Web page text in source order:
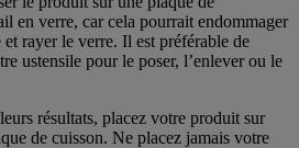
en verre, car cela pourrait endommager
et rayer le verre. Il est préférable de
ustensile pour le poser, l’enlever ou le
résultats, placez votre produit sur
de cuisson. Ne placez jamais votre